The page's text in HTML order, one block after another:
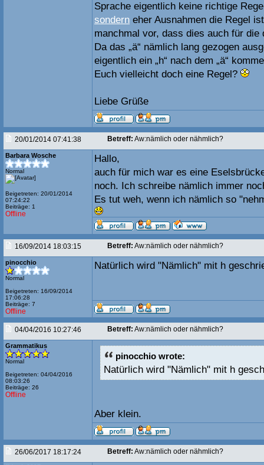
Sprache eigentlich keine richtige
sondern eher Ausnahmen die Regel
manchmal vor, dass dies auch für die
Da das „ä“ nämlich lang gezogen
eigentlich ein „h“ nach dem „ä“
Euch vielleicht doch eine Regel?
Liebe Grüße
20/01/2014 07:41:38 Betreff: Aw:nämlich oder nähmlich?
Barbara Wosche
Normal
Beigetreten: 20/01/2014
07:24:22
Beiträge: 1
Offline
Hallo,
auch für mich war es eine
noch. Ich schreibe nämlich immer
Es tut weh, wenn ich nämlich so
16/09/2014 18:03:15 Betreff: Aw:nämlich oder nähmlich?
pinocchio
Normal
Beigetreten: 16/09/2014
17:06:28
Beiträge: 7
Offline
Natürlich wird "Nämlich" mit h
04/04/2016 10:27:46 Betreff: Aw:nämlich oder nähmlich?
Grammatikus
Normal
Beigetreten: 04/04/2016
08:03:26
Beiträge: 26
Offline
pinocchio wrote:
Natürlich wird "Nämlich" mit h
Aber klein.
26/06/2017 18:17:24 Betreff: Aw:nämlich oder nähmlich?